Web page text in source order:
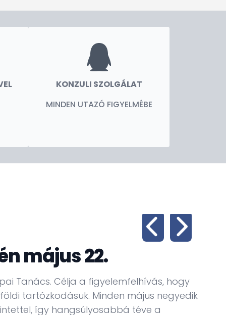
KONZULI SZOLGÁLAT
MINDEN UTAZÓ FIGYELMÉBE
május 22.
Tanács. Célja a figyelemfelhívás, hogy
tartózkodásuk. Minden május negyedik
így hangsúlyosabbá téve a